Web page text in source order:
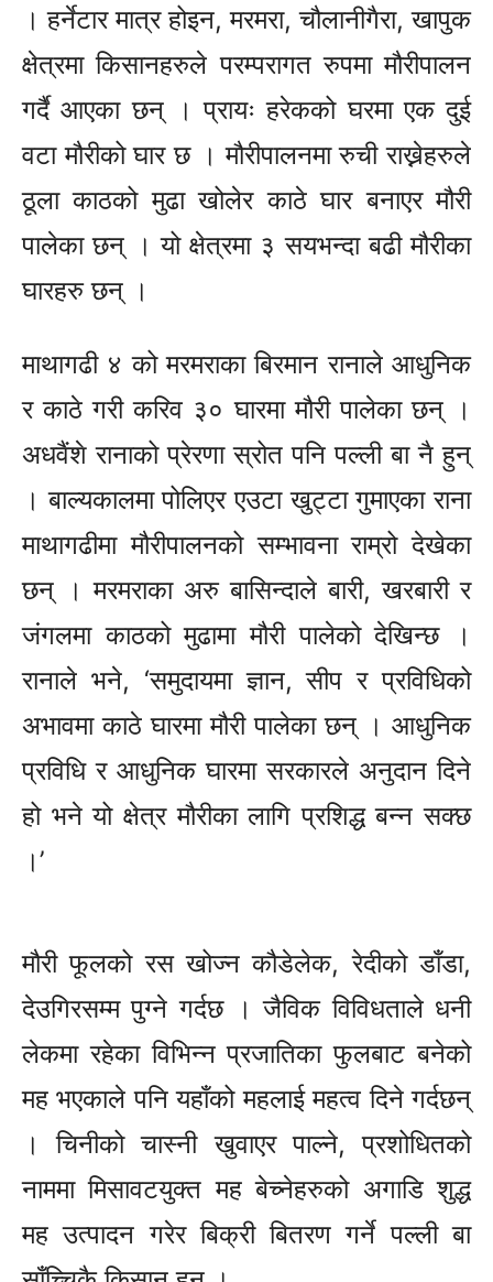
। हर्नेटार मात्र होइन, मरमरा, चौलानीगैरा, खापुक
क्षेत्रमा किसानहरुले परम्परागत रुपमा मौरीपालन
गर्दै आएका छन् । प्रायः हरेकको घरमा एक दुई
वटा मौरीको घार छ । मौरीपालनमा रुची राख्नेहरुले
ठूला काठको मुढा खोलेर काठे घार बनाएर मौरी
पालेका छन् । यो क्षेत्रमा ३ सयभन्दा बढी मौरीका
घारहरु छन् ।
माथागढी ४ को मरमराका बिरमान रानाले आधुनिक
र काठे गरी करिव ३० घारमा मौरी पालेका छन् ।
अधवैंशे रानाको प्रेरणा स्रोत पनि पल्ली बा नै हुन्
। बाल्यकालमा पोलिएर एउटा खुट्टा गुमाएका राना
माथागढीमा मौरीपालनको सम्भावना राम्रो देखेका
छन् । मरमराका अरु बासिन्दाले बारी, खरबारी र
जंगलमा काठको मुढामा मौरी पालेको देखिन्छ ।
रानाले भने, ‘समुदायमा ज्ञान, सीप र प्रविधिको
अभावमा काठे घारमा मौरी पालेका छन् । आधुनिक
प्रविधि र आधुनिक घारमा सरकारले अनुदान दिने
हो भने यो क्षेत्र मौरीका लागि प्रशिद्ध बन्न सक्छ
।’
मौरी फूलको रस खोज्न कौडेलेक, रेदीको डाँडा,
देउगिरसम्म पुग्ने गर्दछ । जैविक विविधताले धनी
लेकमा रहेका विभिन्न प्रजातिका फुलबाट बनेको
मह भएकाले पनि यहाँको महलाई महत्व दिने गर्दछन्
। चिनीको चास्नी खुवाएर पाल्ने, प्रशोधितको
नाममा मिसावटयुक्त मह बेच्नेहरुको अगाडि शुद्ध
मह उत्पादन गरेर बिक्री बितरण गर्ने पल्ली बा